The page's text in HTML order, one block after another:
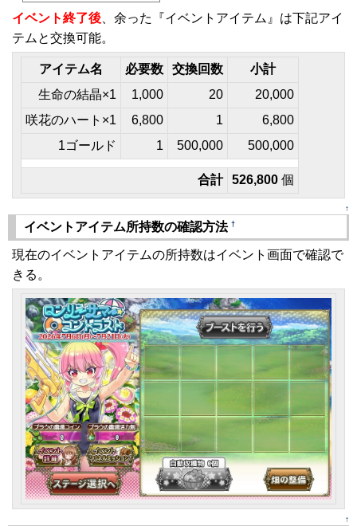
イベント終了後、余った『イベントアイテム』は下記アイ
テムと交換可能。
アイテム名 必要数 交換回数
小計
生命の結晶×1
1,000 20
20,000
咲花のハート×1
6,800 1
6,800
1ゴールド
1 500,000 500,000
合計 526,800 個
↑
イベントアイテム所持数の確認方法 †
現在のイベントアイテムの所持数はイベント画面で確認で
きる。
↑